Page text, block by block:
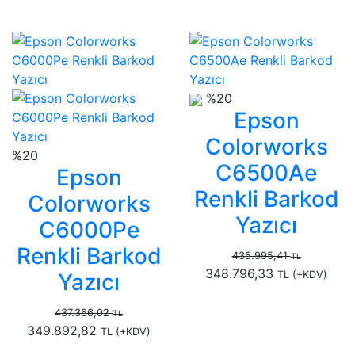
%20
Epson
Colorworks
C6000Pe
Renkli Barkod
Yazıcı
437.366,02TL
349.892,82 TL (+KDV)
%20
Epson
Colorworks
C6500Ae
Renkli Barkod
Yazıcı
435.995,41TL
348.796,33 TL (+KDV)